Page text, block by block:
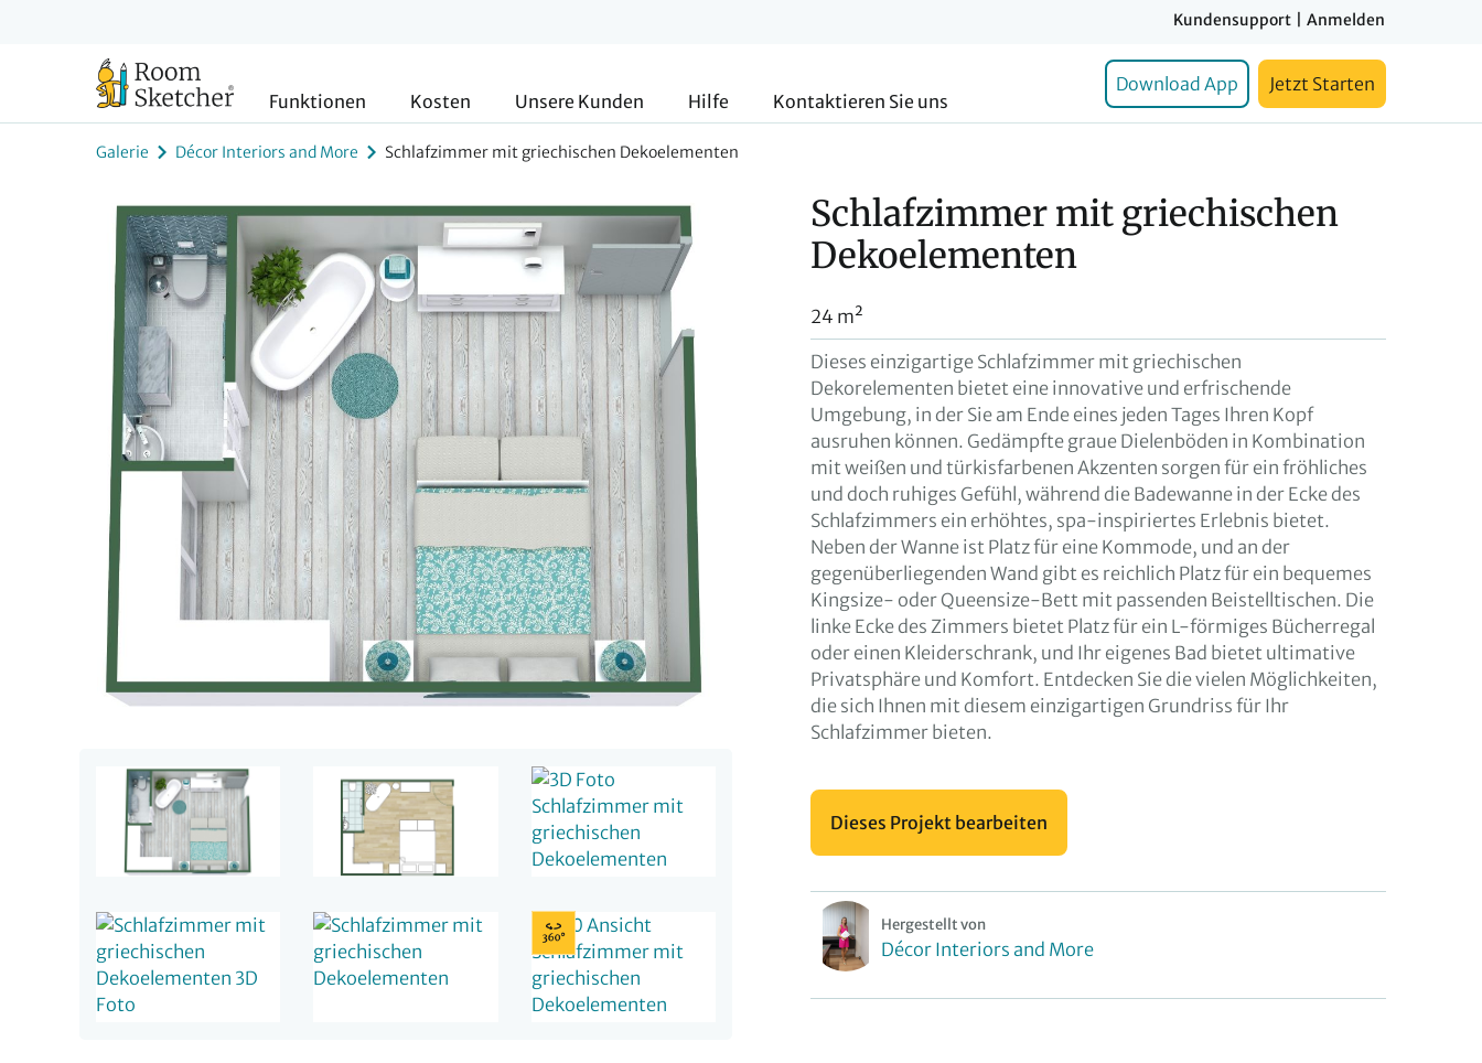
Kundensupport Anmelden
Funktionen Kosten Unsere Kunden Hilfe Kontaktieren Sie uns
Download App Jetzt Starten
Galerie Décor Interiors and More Schlafzimmer mit griechischen Dekoelementen
Schlafzimmer mit griechischen
Dekoelementen
24 m²
Dieses einzigartige Schlafzimmer mit griechischen
Dekorelementen bietet eine innovative und erfrischende
Umgebung, in der Sie am Ende eines jeden Tages Ihren Kopf
ausruhen können. Gedämpfte graue Dielenböden in Kombination
mit weißen und türkisfarbenen Akzenten sorgen für ein fröhliches
und doch ruhiges Gefühl, während die Badewanne in der Ecke des
Schlafzimmers ein erhöhtes, spa-inspiriertes Erlebnis bietet.
Neben der Wanne ist Platz für eine Kommode, und an der
gegenüberliegenden Wand gibt es reichlich Platz für ein bequemes
Kingsize- oder Queensize-Bett mit passenden Beistelltischen. Die
linke Ecke des Zimmers bietet Platz für ein L-förmiges Bücherregal
oder einen Kleiderschrank, und Ihr eigenes Bad bietet ultimative
Privatsphäre und Komfort. Entdecken Sie die vielen Möglichkeiten,
die sich Ihnen mit diesem einzigartigen Grundriss für Ihr
Schlafzimmer bieten.
Dieses Projekt bearbeiten
Hergestellt von
Décor Interiors and More